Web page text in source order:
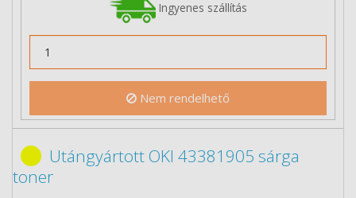
Ingyenes szállítás
Nem rendelhető
Utángyártott OKI 43381905 sárga
toner